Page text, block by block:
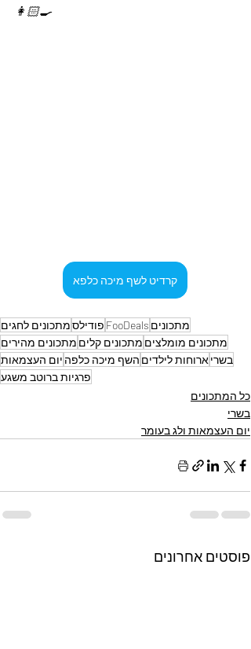
👩🏻‍🍳
קרדיט לשף מיכה כלפא
מתכונים FooDeals פודילסמתכונים לחגים
מתכונים מומלצים מתכונים קלים מתכונים מהירים
בשריארוחות לילדים השף מיכה כלפה יום העצמאות
פרגיות ברוטב משגע
כל המתכונים
בשרי
יום העצמאות ולג בעומר
פוסטים אחרונים